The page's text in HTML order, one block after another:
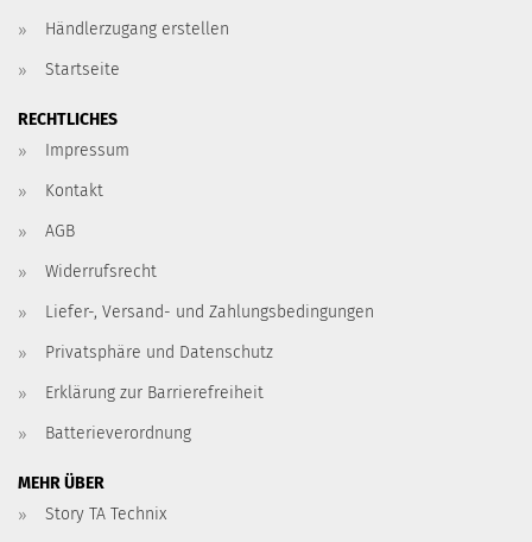
Händlerzugang erstellen
Startseite
RECHTLICHES
Impressum
Kontakt
AGB
Widerrufsrecht
Liefer-, Versand- und Zahlungsbedingungen
Privatsphäre und Datenschutz
Erklärung zur Barrierefreiheit
Batterieverordnung
MEHR ÜBER
Story TA Technix